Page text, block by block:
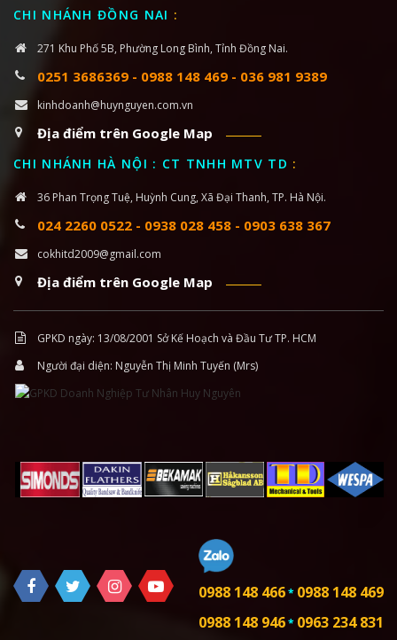
CHI NHÁNH ĐỒNG NAI :
271 Khu Phố 5B, Phường Long Bình, Tỉnh Đồng Nai.
0251 3686369 - 0988 148 469 - 036 981 9389
kinhdoanh@huynguyen.com.vn
Địa điểm trên Google Map
CHI NHÁNH HÀ NỘI : CT TNHH MTV TD :
36 Phan Trọng Tuệ, Huỳnh Cung, Xã Đại Thanh, TP. Hà Nội.
024 2260 0522 - 0938 028 458 - 0903 638 367
cokhitd2009@gmail.com
Địa điểm trên Google Map
GPKD ngày: 13/08/2001 Sở Kế Hoạch và Đầu Tư TP. HCM
Người đại diện: Nguyễn Thị Minh Tuyến (Mrs)
0988 148 466* 0988 148 469
0988 148 946* 0963 234 831